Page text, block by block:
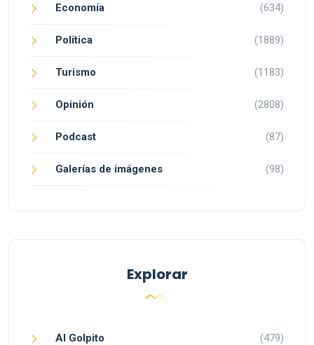
Economía (634)
Política (1889)
Turismo (1183)
Opinión (2808)
Podcast (87)
Galerías de imágenes (98)
Explorar
Al Golpito (479)